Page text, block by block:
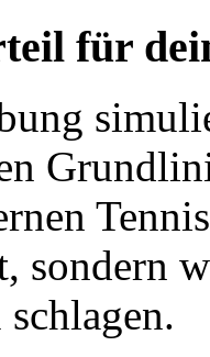
für
sondern